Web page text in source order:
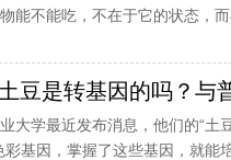
能不能吃，不在于它的状态，
豆是转基因的吗？与
大学最近发布消息，他们的“土
彩基因，掌握了这些基因，就能